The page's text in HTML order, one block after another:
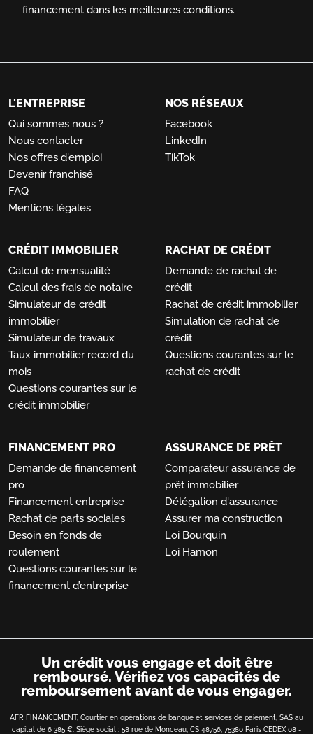
financement dans les meilleures conditions.
L'ENTREPRISE
Qui sommes nous ?
Nous contacter
Nos offres d'emploi
Devenir franchisé
FAQ
Mentions légales
NOS RÉSEAUX
Facebook
LinkedIn
TikTok
CRÉDIT IMMOBILIER
Calcul de mensualité
Calcul des frais de notaire
Simulateur de crédit
immobilier
Simulateur de travaux
Taux immobilier record du
mois
Questions courantes sur le
crédit immobilier
RACHAT DE CRÉDIT
Demande de rachat de
crédit
Rachat de crédit immobilier
Simulation de rachat de
crédit
Questions courantes sur le
rachat de crédit
FINANCEMENT PRO
Demande de financement
pro
Financement entreprise
Rachat de parts sociales
Besoin en fonds de
roulement
Questions courantes sur le
financement d’entreprise
ASSURANCE DE PRÊT
Comparateur assurance de
prêt immobilier
Délégation d'assurance
Assurer ma construction
Loi Bourquin
Loi Hamon
Un crédit vous engage et doit être
remboursé. Vérifiez vos capacités de
remboursement avant de vous engager.
AFR FINANCEMENT, Courtier en opérations de banque et services de paiement, SAS au
capital de 6 385 €. Siège social : 58 rue de Monceau, CS 48756, 75380 Paris CEDEX 08 -